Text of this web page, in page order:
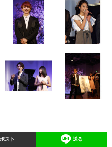
ポスト 送る